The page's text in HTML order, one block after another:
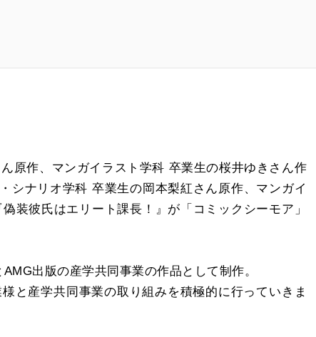
原作、マンガイラスト学科 卒業生の桜井ゆきさん作
シナリオ学科 卒業生の岡本梨紅さん原作、マンガイ
装彼氏はエリート課長！』が「コミックシーモア」
出版の産学共同事業の作品として制作。
と産学共同事業の取り組みを積極的に行っていきま